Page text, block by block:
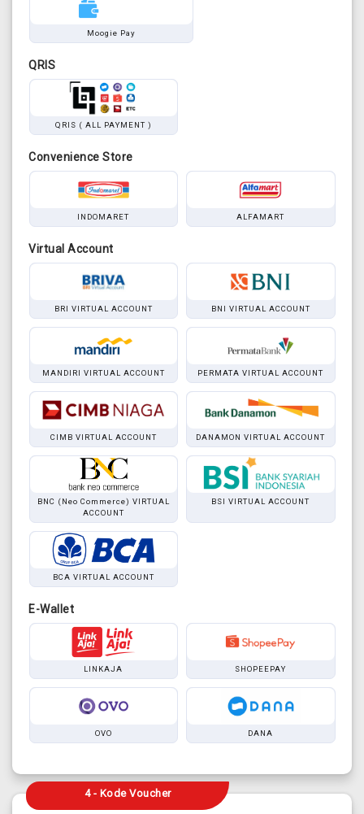
Moogie Pay
QRIS
QRIS ( ALL PAYMENT )
Convenience Store
INDOMARET ALFAMART
Virtual Account
BRI VIRTUAL ACCOUNT BNI VIRTUAL ACCOUNT
MANDIRI VIRTUAL ACCOUNT PERMATA VIRTUAL ACCOUNT
CIMB VIRTUAL ACCOUNT DANAMON VIRTUAL ACCOUNT
BNC (Neo Commerce) VIRTUAL
ACCOUNT
BSI VIRTUAL ACCOUNT
BCA VIRTUAL ACCOUNT
E-Wallet
LINKAJA SHOPEEPAY
OVO DANA
4 - Kode Voucher